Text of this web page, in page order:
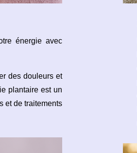
énergie avec
des douleurs et
plantaire est un
et de traitements